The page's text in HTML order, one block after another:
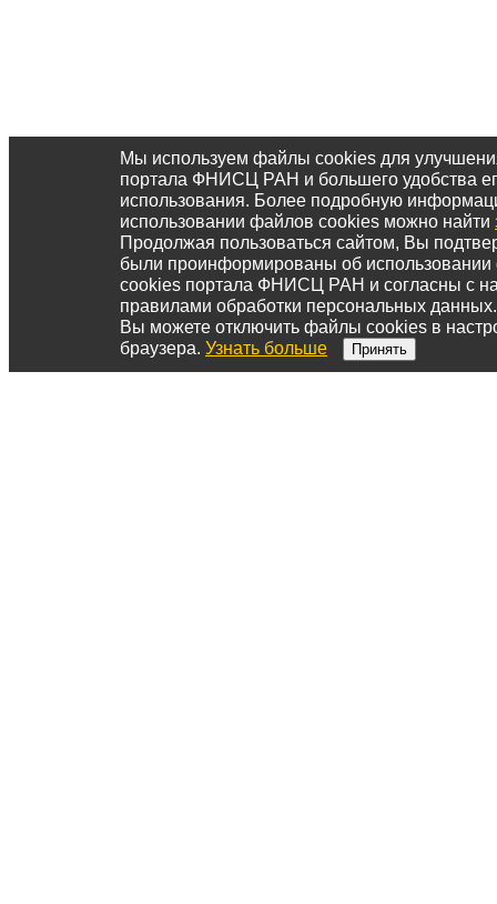
Мы используем файлы cookies для
портала ФНИСЦ РАН и большего удобства
использования. Более подробную
использовании файлов cookies можно найти
Продолжая пользоваться сайтом, Вы
были проинформированы об
cookies портала ФНИСЦ РАН и согласны с
правилами обработки персональных данных.
Вы можете отключить файлы cookies в
браузера. Узнать больше Принять